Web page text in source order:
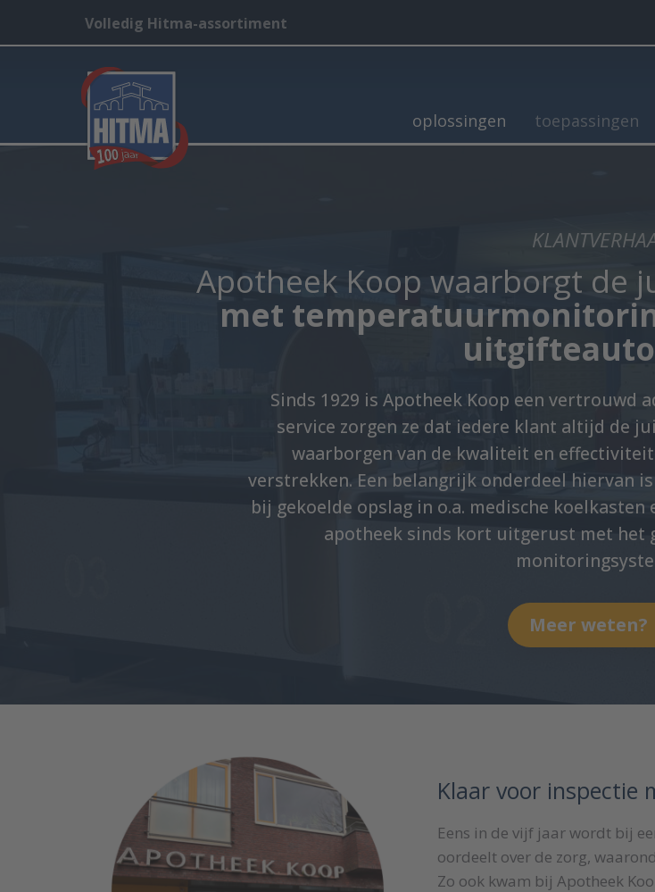
Volledig Hitma-assortiment
oplossingen toepassingen
Apotheek Koop waarborgt de
met
Sinds 1929 is Apotheek Koop een vertrouwd
service zorgen ze dat iedere klant altijd de
waarborgen van de kwaliteit en
verstrekken. Een belangrijk onderdeel hiervan
bij gekoelde opslag in o.a. medische
apotheek sinds kort uitgerust met het
Meer weten?
Klaar voor
Eens in de vijf jaar wordt bij
oordeelt over de zorg,
Zo ook kwam bij Apotheek